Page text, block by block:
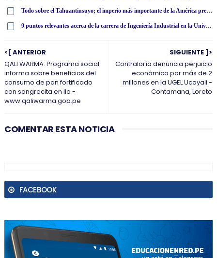
Todo sobre el Tahuantinsuyo; el imperio más importante de la América precolombina
9 puntos relevantes acerca de la carrera de Ingeniería Industrial en la Universidad Tecnológica Latinoamericana en línea
SIGUIENTE ]>
Contraloría denuncia perjuicio
económico por más de 2
millones en la UGEL Ucayali -
Contamana, Loreto
<[ ANTERIOR
QALI WARMA: Programa social
informa sobre beneficios del
consumo de pan fortificado
con sangrecita en Ilo -
www.qaliwarma.gob.pe
COMENTAR ESTA NOTICIA
FACEBOOK